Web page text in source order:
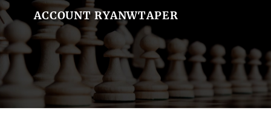
ACCOUNT RYANWTAPER